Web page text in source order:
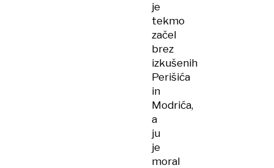
je
tekmo
začel
brez
izkušenih
Perišića
in
Modrića,
a
ju
je
moral